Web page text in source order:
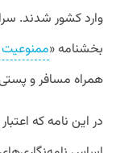
وارد کشور شدند.
بخشنامه «ممنوعیت
همراه مسافر و
در این نامه که